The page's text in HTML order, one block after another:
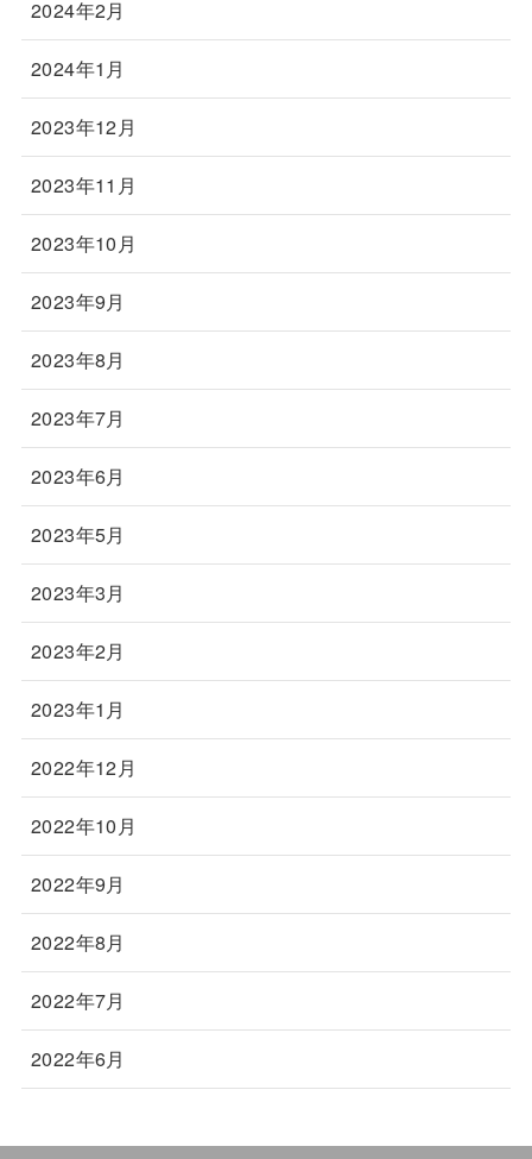
2024年2月
2024年1月
2023年12月
2023年11月
2023年10月
2023年9月
2023年8月
2023年7月
2023年6月
2023年5月
2023年3月
2023年2月
2023年1月
2022年12月
2022年10月
2022年9月
2022年8月
2022年7月
2022年6月